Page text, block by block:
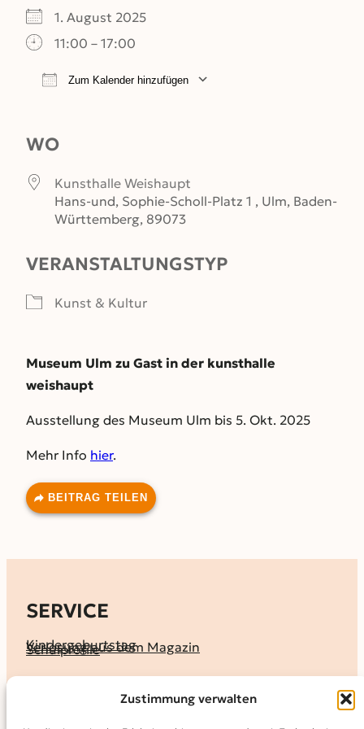
Zustimmung verwalten
1. August 2025
11:00 – 17:00
Zum Kalender hinzufügen
WO
Kunsthalle Weishaupt
Hans-und, Sophie-Scholl-Platz 1 , Ulm, Baden-
Württemberg, 89073
VERANSTALTUNGSTYP
Kunst & Kultur
Museum Ulm zu Gast in der kunsthalle
weishaupt
Ausstellung des Museum Ulm bis 5. Okt. 2025
Mehr Info hier.
BEITRAG TEILEN
SERVICE
Kindergeburtstag
Verlosung aus dem Magazin
Schulprofile
KALENDER